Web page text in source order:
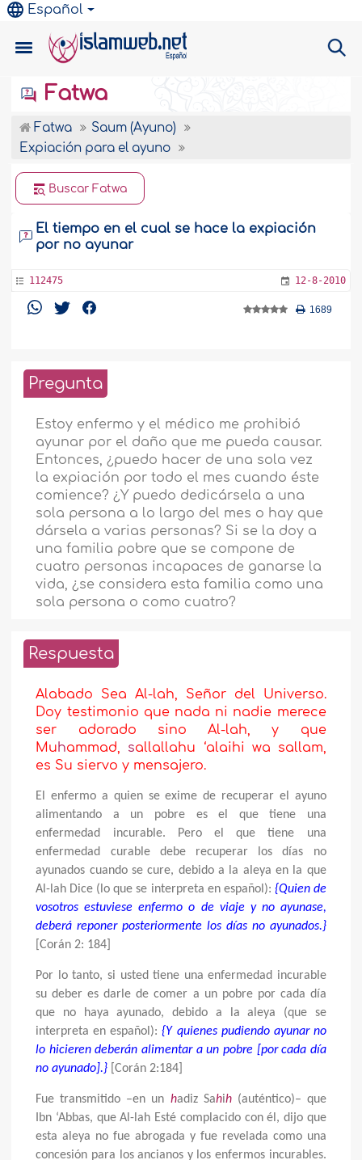
Español
Fatwa
Fatwa
Saum (Ayuno)
Expiación para el ayuno
Buscar Fatwa
El tiempo en el cual se hace la expiación
por no ayunar
112475 12-8-2010
1689
Pregunta
Estoy enfermo y el médico me prohibió
ayunar por el daño que me pueda causar.
Entonces, ¿puedo hacer de una sola vez
la expiación por todo el mes cuando éste
comience? ¿Y puedo dedicársela a una
sola persona a lo largo del mes o hay que
dársela a varias personas? Si se la doy a
una familia pobre que se compone de
cuatro personas incapaces de ganarse la
vida, ¿se considera esta familia como una
sola persona o como cuatro?
Respuesta
Alabado Sea Al-lah, Señor del Universo.
Doy testimonio que nada ni nadie merece
ser adorado sino Al-lah, y que
Muhammad, sallallahu ‘alaihi wa sallam,
es Su siervo y mensajero.
El enfermo a quien se exime de recuperar el ayuno
alimentando a un pobre es el que tiene una
enfermedad incurable. Pero el que tiene una
enfermedad curable debe recuperar los días no
ayunados cuando se cure, debido a la aleya en la que
Al-lah Dice (lo que se interpreta en español): {Quien de
vosotros estuviese enfermo o de viaje y no ayunase,
deberá reponer posteriormente los días no ayunados.}
[Corán 2: 184]
Por lo tanto, si usted tiene una enfermedad incurable
su deber es darle de comer a un pobre por cada día
que no haya ayunado, debido a la aleya (que se
interpreta en español):{Y quienes pudiendo ayunar no
lo hicieren deberán alimentar a un pobre [por cada día
no ayunado].} [Corán 2:184]
Fue transmitido –en un hadiz Sahih(auténtico)– que
Ibn ‘Abbas, que Al-lah Esté complacido con él, dijo que
esta aleya no fue abrogada y fue revelada como una
concesión para los ancianos y los enfermos incurables.